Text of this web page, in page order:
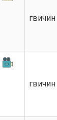
гвичин
гвичин